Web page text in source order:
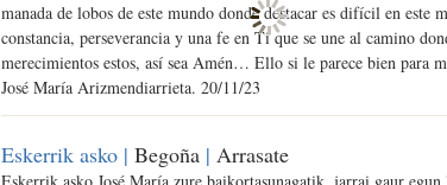
manada de lobos de este mundo donde destacar es difícil en este
constancia, perseverancia y una fe en Ti que se une al camino
merecimientos estos, así sea Amén… Ello si le parece bien para
José María Arizmendiarrieta. 20/11/23
Eskerrik asko | Begoña| Arrasate